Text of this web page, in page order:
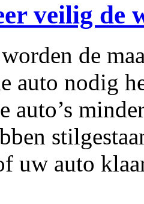
veilig de
de
auto nodig
auto’s
uw auto